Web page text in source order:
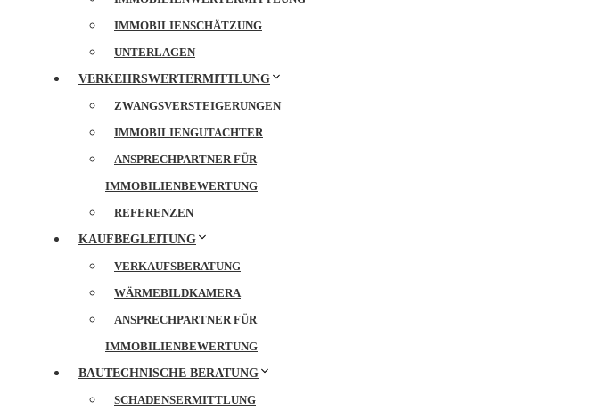
IMMOBILIENSCHÄTZUNG
UNTERLAGEN
VERKEHRSWERTERMITTLUNG
ZWANGSVERSTEIGERUNGEN
IMMOBILIENGUTACHTER
ANSPRECHPARTNER FÜR
IMMOBILIENBEWERTUNG
REFERENZEN
KAUFBEGLEITUNG
VERKAUFSBERATUNG
WÄRMEBILDKAMERA
ANSPRECHPARTNER FÜR
IMMOBILIENBEWERTUNG
BAUTECHNISCHE BERATUNG
SCHADENSERMITTLUNG